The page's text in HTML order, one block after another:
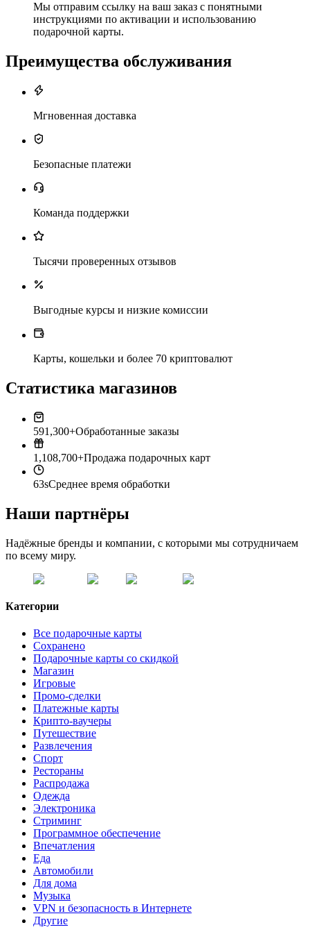
Мы отправим ссылку на ваш заказ с понятными
инструкциями по активации и использованию
подарочной карты.
Преимущества обслуживания
Мгновенная доставка
Безопасные платежи
Команда поддержки
Тысячи проверенных отзывов
Выгодные курсы и низкие комиссии
Карты, кошельки и более 70 криптовалют
Статистика магазинов
591,300+Обработанные заказы
1,108,700+Продажа подарочных карт
63sСреднее время обработки
Наши партнёры
Надёжные бренды и компании, с которыми мы сотрудничаем
по всему миру.
Категории
Все подарочные карты
Сохранено
Подарочные карты со скидкой
Магазин
Игровые
Промо-сделки
Платежные карты
Крипто-ваучеры
Путешествие
Развлечения
Спорт
Рестораны
Распродажа
Одежда
Электроника
Стриминг
Программное обеспечение
Впечатления
Еда
Автомобили
Для дома
Музыка
VPN и безопасность в Интернете
Другие